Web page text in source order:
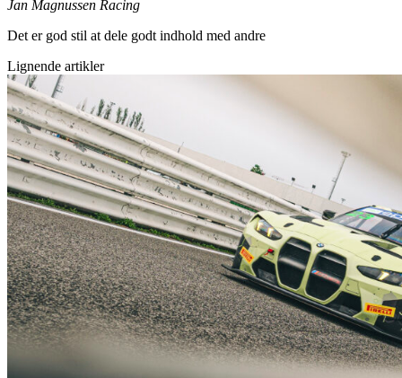
Jan Magnussen Racing
Det er god stil at dele godt indhold med andre
Lignende artikler